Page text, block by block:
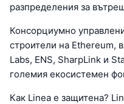
разпределения за
Консорциумно
строители на Ethereum,
Labs, ENS, SharpLink и
големия екосистемен
Как Linea е защитена?